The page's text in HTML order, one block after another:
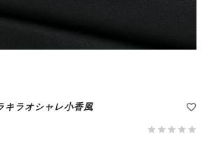
キラオシャレ小香風